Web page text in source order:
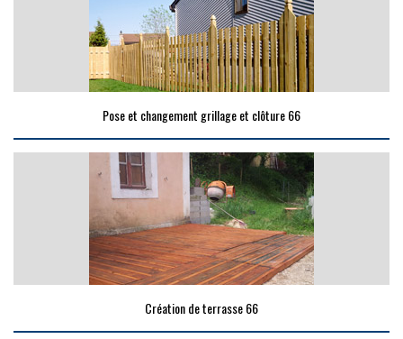
Pose et changement grillage et clôture 66
Création de terrasse 66